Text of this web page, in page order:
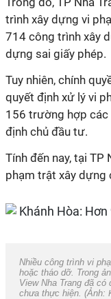
trình xây dựng vi
714 công trình xây
dựng sai giấy phép.
Tuy nhiên, chính
quyết định xử lý vi
156 trường hợp các
định chủ đầu tư.
Tính đến nay, tại
phạm trật xây dựng
Nhiều công trình vi
hoặc tháo dỡ. Trong
View Nha Trang đã
chưa thực hiện. (Ảnh: